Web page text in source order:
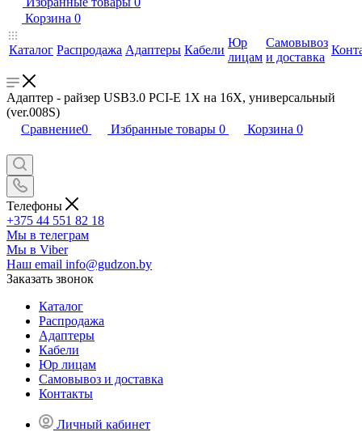
Корзина 0
Каталог Распродажа Адаптеры Кабели
Юр
лицам
Самовывоз
и доставка
Адаптер - райзер USB3.0 PCI-E 1X на 16X, универсальный
(ver.008S)
Сравнение0 Избранные товары 0 Корзина 0
Телефоны
+375 44 551 82 18
Мы в телеграм
Мы в Viber
Наш email info@gudzon.by
Заказать звонок
Каталог
Распродажа
Адаптеры
Кабели
Юр лицам
Самовывоз и доставка
Контакты
Личный кабинет